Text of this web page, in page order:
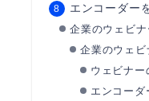
エンコーダー
企業のウェビナ
企業のウェビ
ウェビナー
エンコーダ